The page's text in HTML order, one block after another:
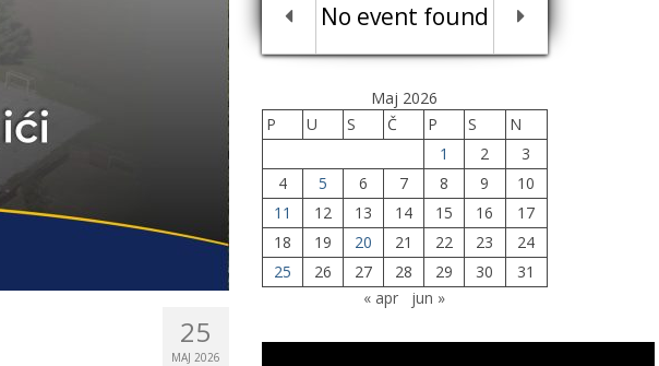
25
MAJ 2026
No event found
Maj 2026
P
U S Č P S
N
1
2
3
4
5 6 7 8 9
10
11
12 13 14 15 16
17
18
19 20 21 22 23
24
25
26 27 28 29 30
31
« apr
jun »